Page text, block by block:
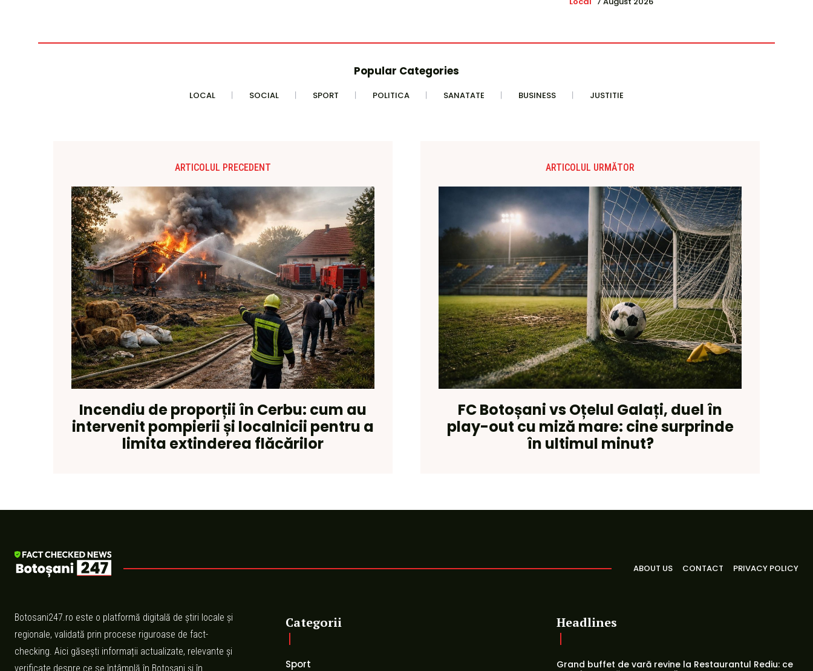
Popular Categories
LOCAL SOCIAL SPORT POLITICA SANATATE BUSINESS JUSTITIE
ARTICOLUL PRECEDENT
Incendiu de proporții în Cerbu: cum au
intervenit pompierii și localnicii pentru a
limita extinderea flăcărilor
ARTICOLUL URMĂTOR
FC Botoșani vs Oțelul Galați, duel în
play-out cu miză mare: cine surprinde
în ultimul minut?
ABOUT US CONTACT PRIVACY POLICY
Botosani247.ro este o platformă digitală de știri locale și
regionale, validată prin procese riguroase de fact-
checking. Aici găsești informații actualizate, relevante și
verificate despre ce se întâmplă în Botoșani și în
Categorii
Sport
Headlines
Grand buffet de vară revine la Restaurantul Rediu: ce